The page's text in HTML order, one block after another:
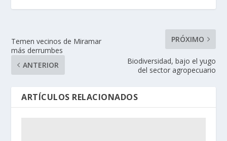
Temen vecinos de Miramar
más derrumbes
ANTERIOR
PRÓXIMO
Biodiversidad, bajo el yugo
del sector agropecuario
ARTÍCULOS RELACIONADOS